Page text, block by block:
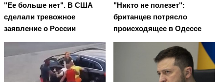
"Ее больше нет". В США
сделали тревожное
заявление о России
"Никто не полезет":
британцев потрясло
происходящее в Одессе